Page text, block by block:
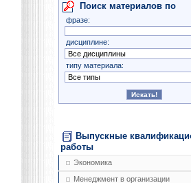
Поиск материалов по
фразе:
дисциплине:
типу материала:
Выпускные
работы
Экономика
Менеджмент в организации